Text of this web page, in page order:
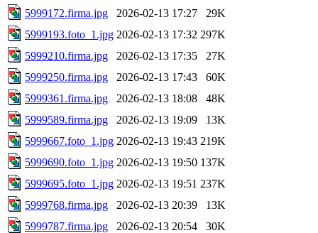
5999172.firma.jpg
2026-02-13 17:27
29K
5999193.foto_1.jpg 2026-02-13 17:32 297K
5999210.firma.jpg
2026-02-13 17:35
27K
5999250.firma.jpg
2026-02-13 17:43
60K
5999361.firma.jpg
2026-02-13 18:08
48K
5999589.firma.jpg
2026-02-13 19:09
13K
5999667.foto_1.jpg 2026-02-13 19:43 219K
5999690.foto_1.jpg 2026-02-13 19:50 137K
5999695.foto_1.jpg 2026-02-13 19:51 237K
5999768.firma.jpg
2026-02-13 20:39
13K
5999787.firma.jpg
2026-02-13 20:54
30K